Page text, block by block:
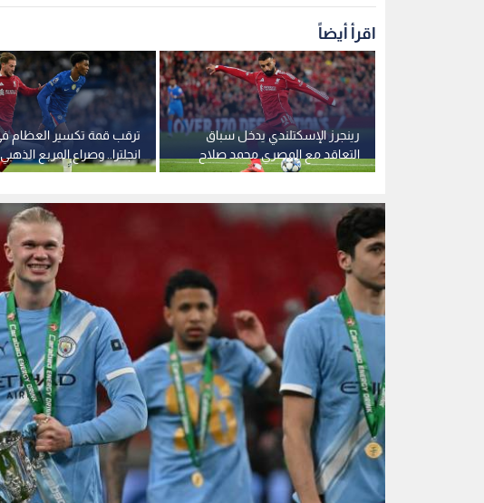
اقرأ أيضاً
ترقب قمة تكسير العظام
انجلترا.. وصراع المربع الذهبي
يشتعل
رينجرز الإسكتلندي يدخل سباق
التعاقد مع المصري محمد صلاح